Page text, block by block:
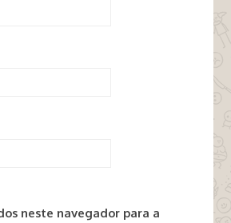
neste navegador para a